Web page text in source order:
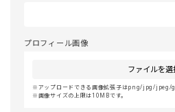
プロフィール画像
ファイルを選
アップロードできる画像拡張子はpng/jpg/jpeg/
画像サイズの上限は10MBです。